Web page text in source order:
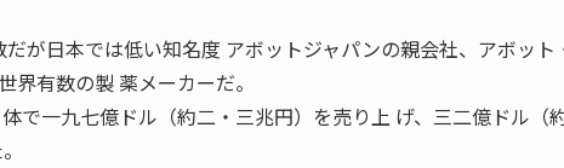
だが日本では低い知名度 アボットジャパンの親会社、アボット
界有数の製 薬メーカーだ。
で一九七億ドル（約二・三兆円）を売り上 げ、三二億ドル（